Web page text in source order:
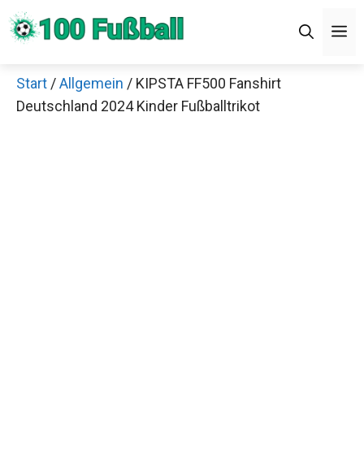
Zum
Inhalt
Start /Allgemein / KIPSTA FF500 Fanshirt
Deutschland 2024 Kinder Fußballtrikot